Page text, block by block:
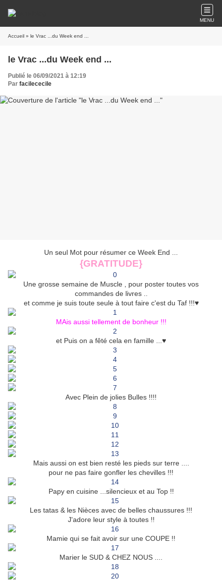
MENU
Accueil » le Vrac ...du Week end ...
le Vrac ...du Week end ...
Publié le 06/09/2021 à 12:19
Par facilececile
Un seul Mot pour résumer ce Week End ...
{GRATITUDE}
Une grosse semaine de Muscle , pour poster toutes vos
commandes de livres ..
et comme je suis toute seule à tout faire c'est du Taf !!!♥
MAis aussi tellement de bonheur !!!
et Puis on a fêté cela en famille ...♥
Avec Plein de jolies Bulles !!!!
Mais aussi on est bien resté les pieds sur terre ....
pour ne pas faire gonfler les chevilles !!!
Papy en cuisine ...silencieux et au Top !!
Les tatas & les Nièces avec de belles chaussures !!!
J'adore leur style à toutes !!
Mamie qui se fait avoir sur une COUPE !!
Marier le SUD & CHEZ NOUS ....